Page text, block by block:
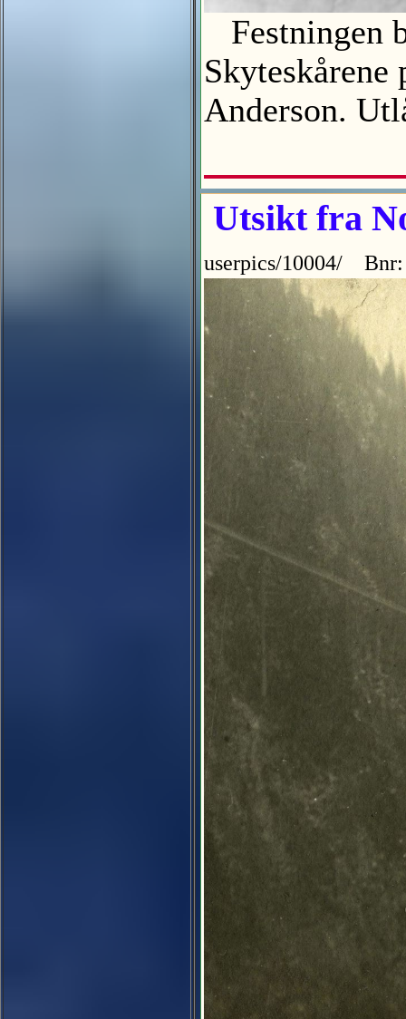
Festningen
Skyteskårene
Anderson.
Utsikt fra
userpics/10004/ Bnr: